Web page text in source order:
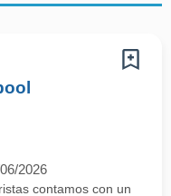
2026
contamos con un